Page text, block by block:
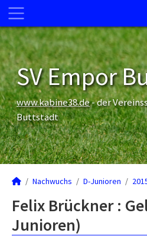
SV Empor
www.kabine38.de- der
Buttstädt
Nachwuchs D-Junioren
Felix Brückner :
Junioren)